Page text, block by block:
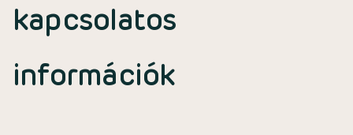
kapcsolatos
információk